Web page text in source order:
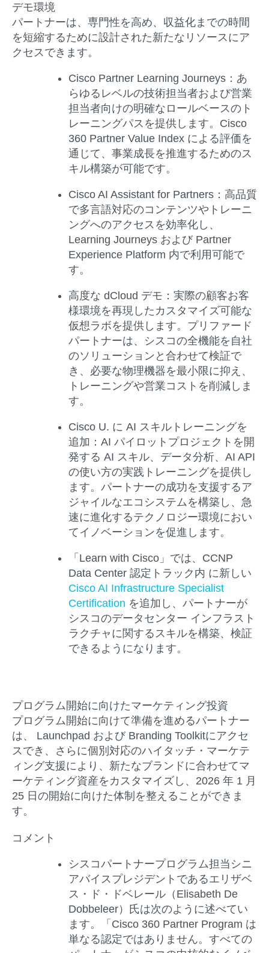
デモ環境
パートナーは、専門性を高め、収益化までの時間
を短縮するために設計された新たなリソースにア
クセスできます。
Cisco Partner Learning Journeys ： あ
らゆるレベルの技術担当者および営業
担当者向けの明確なロールベースのト
レーニングパスを提供します。Cisco
360 Partner Value Index による評価を
通じて、事業成長を推進するためのス
キル構築が可能です。
Cisco AI Assistant for Partners ： 高品質
で多言語対応のコンテンツやトレーニ
ングへのアクセスを効率化し、
Learning Journeys および Partner
Experience Platform 内で利用可能で
す。
高度な dCloud デモ： 実際の顧客お客
様環境を再現したカスタマイズ可能な
仮想ラボを提供します。プリファード
パートナーは、シスコの全機能を自社
のソリューションと合わせて検証で
き、必要な物理機器を最小限に抑え、
トレーニングや営業コストを削減しま
す。
Cisco U. に AI スキルトレーニングを
追加： AI パイロットプロジェクトを開
発する AI スキル、データ分析、AI API
の使い方の実践トレーニングを提供し
ます。パートナーの成功を支援するア
ジャイルなエコシステムを構築し、急
速に進化するテクノロジー環境におい
てイノベーションを促進します。
「Learn with Cisco」 では、CCNP
Data Center 認定トラック内 に新しい
Cisco AI Infrastructure Specialist
Certification を追加し、パートナーが
シスコのデータセンター インフラスト
ラクチャに関するスキルを構築、検証
できるようになります。
プログラム 開始に向けたマーケティング投資
プログラム開始に向けて準備を進めるパートナー
は、 Launchpad および Branding Toolkitにアクセ
スでき、さらに個別対応のハイタッチ・マーケテ
ィング支援により、新たなブランドに合わせてマ
ーケティング資産をカスタマイズし、2026 年 1 月
25 日の開始に向けた体制を整えることができま
す。
コメント
シスコパートナープログラム担当シニ
アバイスプレジデントであるエリザベ
ス・ド・ドベレール（Elisabeth De
Dobbeleer）氏は次のように述べてい
ます。「Cisco 360 Partner Program は
単なる認定ではありません。すべての